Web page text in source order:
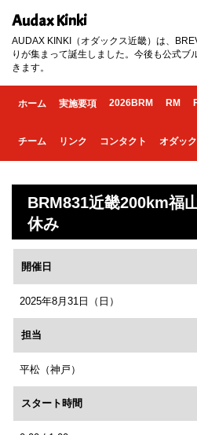
Audax Kinki
AUDAX KINKI（オダックス近畿）は、
りが集まって誕生しました。今後も公式ブ
きます。
ホーム 実施要項 2026BRM RM
チーム リンク コンタクト オダッ
BRM831近畿200km福
休み
開催日
2025年8月31日（日）
担当
平松（神戸）
スタート時間